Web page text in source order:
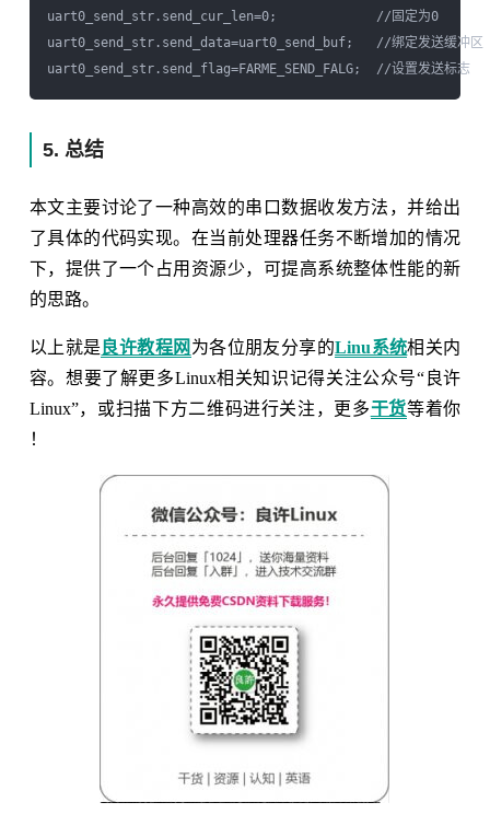
uart0_send_str.send_cur_len=0;             //固定为0
uart0_send_str.send_data=uart0_send_buf;   //绑定发送缓冲区
uart0_send_str.send_flag=FARME_SEND_FALG;  //设置发送标志
5. 总结
本文主要讨论了一种高效的串口数据收发方法，并给出
了具体的代码实现。在当前处理器任务不断增加的情况
下，提供了一个占用资源少，可提高系统整体性能的新
的思路。
以上就是 良许教程网 为各位朋友分享的Linu系统相关内
容。想要了解更多Linux相关知识记得关注公众号“良许
Linux”，或扫描下方二维码进行关注，更多干货等着你
！